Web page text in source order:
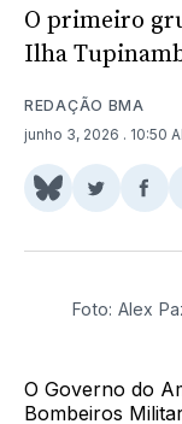
O primeiro
Ilha
REDAÇÃO BMA
junho 3, 2026 . 10:50
Share
BlueSkyTwitter
Foto: Alex
O Governo do
Bombeiros